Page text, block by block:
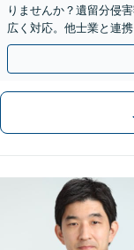
りませんか？遺留分侵
広く対応。他士業と連
トします。【WEB相談